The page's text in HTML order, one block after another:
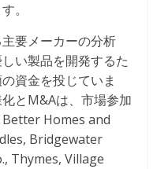
。
要メーカーの分析
い製品を開発するた
資金を投じていま
とM&Aは、市場参加
Better Homes and
Bridgewater
Thymes, Village